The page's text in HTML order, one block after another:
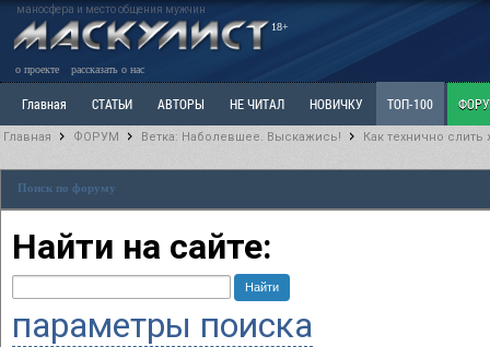
маносфера и место общения мужчин
18+
о проекте рассказать о нас
Главная СТАТЬИ АВТОРЫ НЕ ЧИТАЛ НОВИЧКУ ТОП-100
РАЗДЕЛ: Разное
Главная ФОРУМ Ветка: Наболевшее. Выскажись! Как технично
Поиск по форуму
Найти на сайте:
параметры поиска